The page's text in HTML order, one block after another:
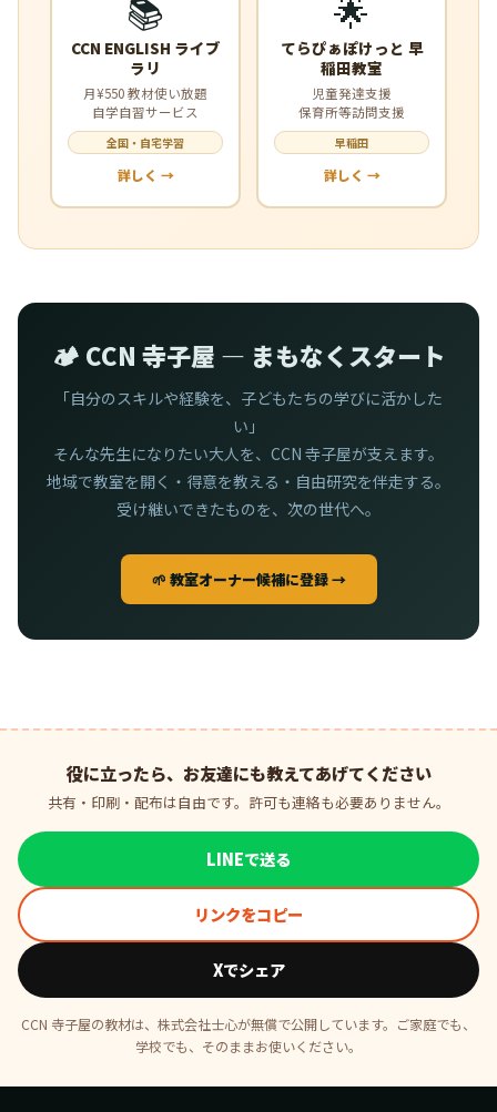
📚
CCN ENGLISH ライブ
ラリ
月¥550 教材使い放題
自学自習サービス
全国・自宅学習
詳しく →
🌟
てらぴぁぽけっと 早
稲田教室
児童発達支援
保育所等訪問支援
早稲田
詳しく →
🏕️ CCN 寺子屋 — まもなくスタート
「自分のスキルや経験を、子どもたちの学びに活かした
い」
そんな先生になりたい大人を、CCN 寺子屋が支えます。
地域で教室を開く・得意を教える・自由研究を伴走する。
受け継いできたものを、次の世代へ。
🌱 教室オーナー候補に登録 →
役に立ったら、お友達にも教えてあげてください
共有・印刷・配布は自由です。許可も連絡も必要ありません。
LINEで送る
リンクをコピー
Xでシェア
CCN 寺子屋の教材は、株式会社士心が無償で公開しています。ご家庭でも、
学校でも、そのままお使いください。